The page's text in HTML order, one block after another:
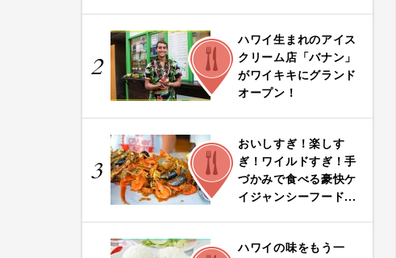
2
FOOD
ハワイ生まれのアイス
クリーム店「バナン」
がワイキキにグランド
オープン！
3
FOOD
おいしすぎ！楽しす
ぎ！ワイルドすぎ！手
づかみで食べる豪快ケ
イジャンシーフード...
FOOD
ハワイの味をもう一